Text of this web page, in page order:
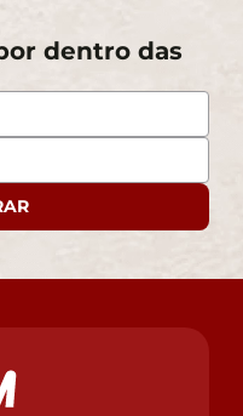
dentro das